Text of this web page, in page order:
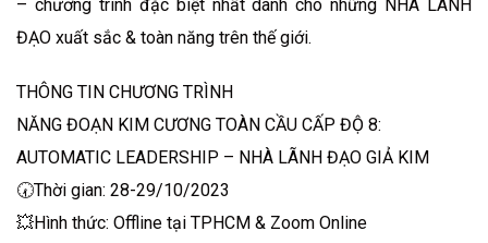
– chương trình đặc biệt nhất dành cho những NHÀ LÃNH
ĐẠO xuất sắc & toàn năng trên thế giới.
THÔNG TIN CHƯƠNG TRÌNH
NĂNG ĐOẠN KIM CƯƠNG TOÀN CẦU CẤP ĐỘ 8:
AUTOMATIC LEADERSHIP – NHÀ LÃNH ĐẠO GIẢ KIM
🕢Thời gian: 28-29/10/2023
💥Hình thức: Offline tại TPHCM & Zoom Online